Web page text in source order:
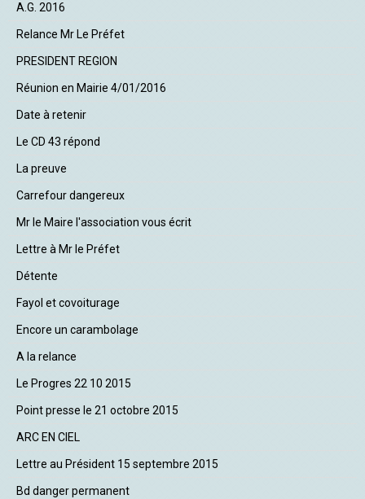
A.G. 2016
Relance Mr Le Préfet
PRESIDENT REGION
Réunion en Mairie 4/01/2016
Date à retenir
Le CD 43 répond
La preuve
Carrefour dangereux
Mr le Maire l'association vous écrit
Lettre à Mr le Préfet
Détente
Fayol et covoiturage
Encore un carambolage
A la relance
Le Progres 22 10 2015
Point presse le 21 octobre 2015
ARC EN CIEL
Lettre au Président 15 septembre 2015
Bd danger permanent